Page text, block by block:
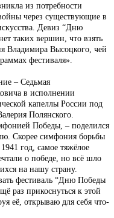
из потребности
через существующие в
Девиз “Дню
таких вершин, что взять
Владимира Высоцкого, чей
фестиваля».
– Седьмая
в исполнении
капеллы России под
Полянского.
Победы, – поделился
Скорее симфония борьбы
год, самое тяжёлое
о победе, но всё шло
на нашу страну.
фестиваль “Дню Победы
раз прикоснуться к этой
её, открываю для себя что-